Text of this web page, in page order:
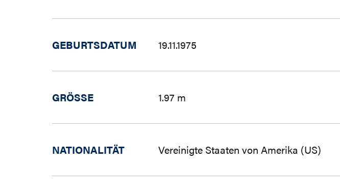
GEBURTSDATUM 19.11.1975
GRÖSSE 1.97 m
NATIONALITÄT Vereinigte Staaten von Amerika (US)